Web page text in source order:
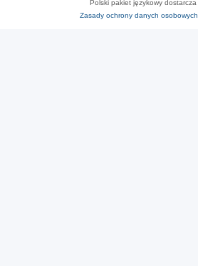
Polski pakiet językowy dostarcza
Zasady ochrony danych osobowych